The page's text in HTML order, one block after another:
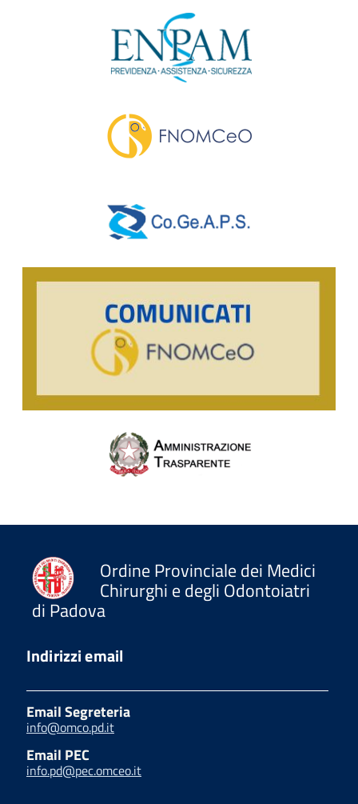
Ordine Provinciale dei Medici
Chirurghi e degli Odontoiatri
di Padova
Indirizzi email
Email Segreteria
info@omco.pd.it
Email PEC
info.pd@pec.omceo.it